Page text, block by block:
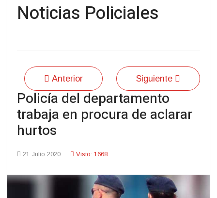
Noticias Policiales
Anterior Siguiente
Policía del departamento
trabaja en procura de aclarar
hurtos
21 Julio 2020 Visto: 1668